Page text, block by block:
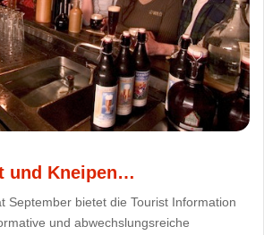
und Kneipen…
September bietet die Tourist Information
und abwechslungsreiche